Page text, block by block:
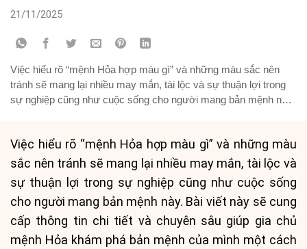
21/11/2025
Việc hiểu rõ “mệnh Hỏa hợp màu gì” và những màu sắc nên
tránh sẽ mang lại nhiều may mắn, tài lộc và sự thuận lợi trong
sự nghiệp cũng như cuộc sống cho người mang bản mệnh này.
Việc hiểu rõ “mệnh Hỏa hợp màu gì” và những màu
sắc nên tránh sẽ mang lại nhiều may mắn, tài lộc và
sự thuận lợi trong sự nghiệp cũng như cuộc sống
cho người mang bản mệnh này. Bài viết này sẽ cung
cấp thông tin chi tiết và chuyên sâu giúp gia chủ
mệnh Hỏa khám phá bản mệnh của mình một cách